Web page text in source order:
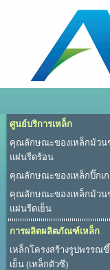
ศูนย์บริการเหล็ก
คุณลักษณะของเหล็กม้วน
แผ่นรีดร้อน
คุณลักษณะของเหล็กปิ๊กเ
คุณลักษณะของเหล็กม้วน
แผ่นรีดเย็น
การผลิตผลิตภัณฑ์เหล็ก
เหล็กโครงสร้างรูปพรรณ
เย็น (เหล็กตัวซี)